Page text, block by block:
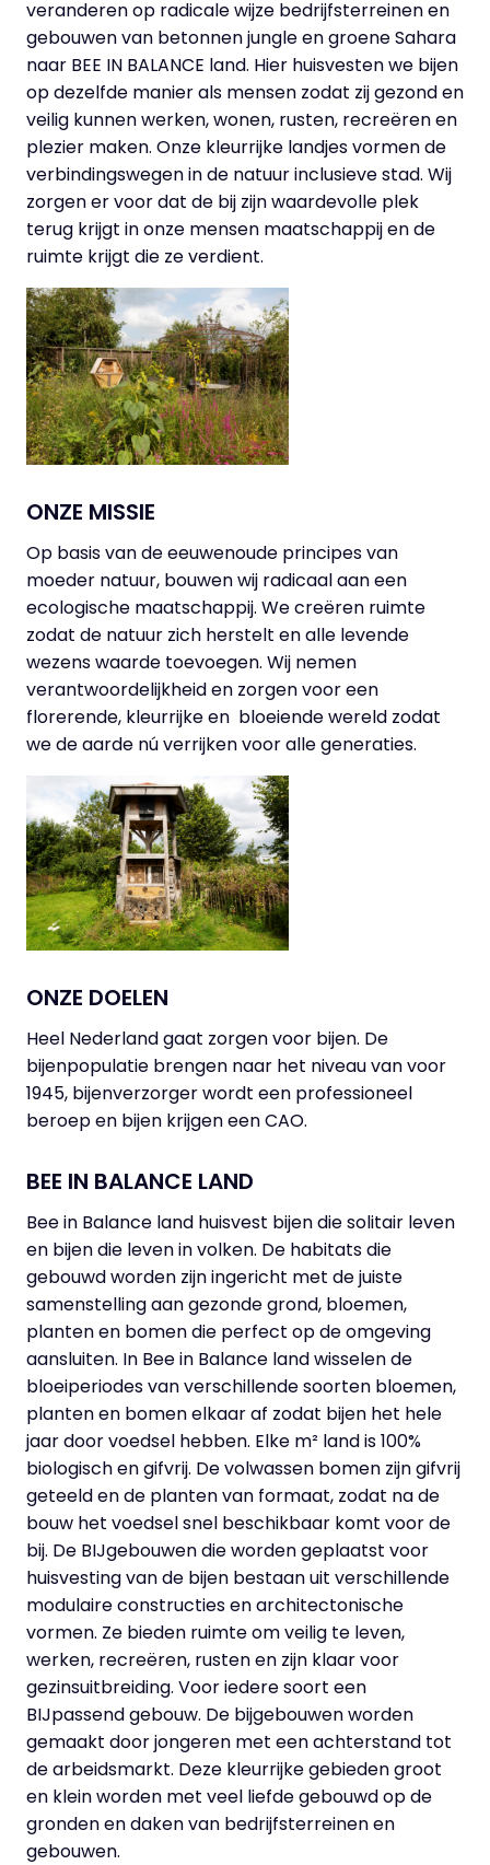
veranderen op radicale wijze bedrijfsterreinen en
gebouwen van betonnen jungle en groene Sahara
naar BEE IN BALANCE land. Hier huisvesten we bijen
op dezelfde manier als mensen zodat zij gezond en
veilig kunnen werken, wonen, rusten, recreëren en
plezier maken. Onze kleurrijke landjes vormen de
verbindingswegen in de natuur inclusieve stad. Wij
zorgen er voor dat de bij zijn waardevolle plek
terug krijgt in onze mensen maatschappij en de
ruimte krijgt die ze verdient.
ONZE MISSIE
Op basis van de eeuwenoude principes van
moeder natuur, bouwen wij radicaal aan een
ecologische maatschappij. We creëren ruimte
zodat de natuur zich herstelt en alle levende
wezens waarde toevoegen. Wij nemen
verantwoordelijkheid en zorgen voor een
florerende, kleurrijke en bloeiende wereld zodat
we de aarde nú verrijken voor alle generaties.
ONZE DOELEN
Heel Nederland gaat zorgen voor bijen. De
bijenpopulatie brengen naar het niveau van voor
1945, bijenverzorger wordt een professioneel
beroep en bijen krijgen een CAO.
BEE IN BALANCE LAND
Bee in Balance land huisvest bijen die solitair leven
en bijen die leven in volken. De habitats die
gebouwd worden zijn ingericht met de juiste
samenstelling aan gezonde grond, bloemen,
planten en bomen die perfect op de omgeving
aansluiten. In Bee in Balance land wisselen de
bloeiperiodes van verschillende soorten bloemen,
planten en bomen elkaar af zodat bijen het hele
jaar door voedsel hebben. Elke m² land is 100%
biologisch en gifvrij. De volwassen bomen zijn gifvrij
geteeld en de planten van formaat, zodat na de
bouw het voedsel snel beschikbaar komt voor de
bij. De BIJgebouwen die worden geplaatst voor
huisvesting van de bijen bestaan uit verschillende
modulaire constructies en architectonische
vormen. Ze bieden ruimte om veilig te leven,
werken, recreëren, rusten en zijn klaar voor
gezinsuitbreiding. Voor iedere soort een
BIJpassend gebouw. De bijgebouwen worden
gemaakt door jongeren met een achterstand tot
de arbeidsmarkt. Deze kleurrijke gebieden groot
en klein worden met veel liefde gebouwd op de
gronden en daken van bedrijfsterreinen en
gebouwen.